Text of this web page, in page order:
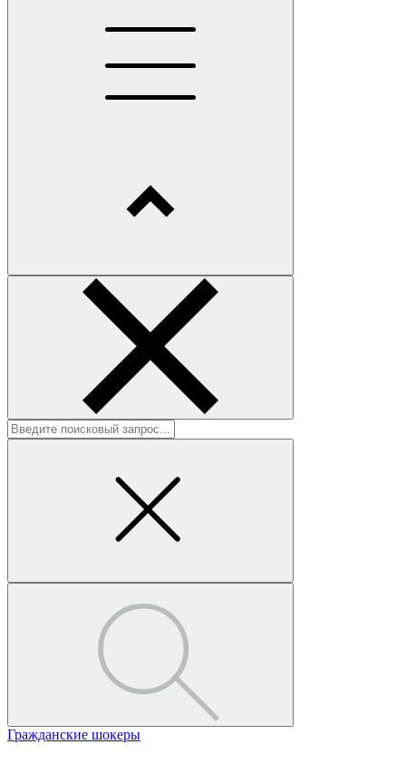
Гражданские шокеры